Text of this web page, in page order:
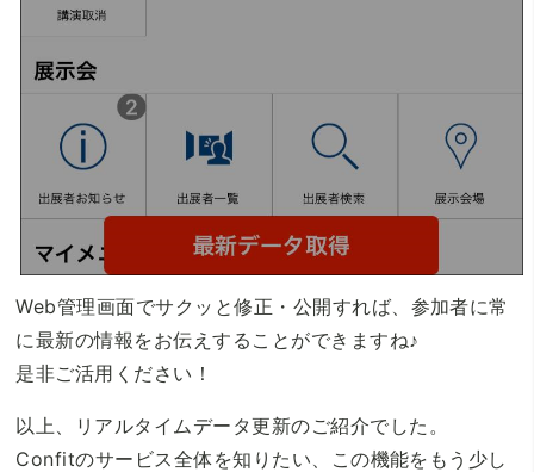
Web管理画面でサクッと修正・公開すれば、参加者に常
に最新の情報をお伝えすることができますね♪
是非ご活用ください！
以上、リアルタイムデータ更新のご紹介でした。
Confitのサービス全体を知りたい、この機能をもう少し